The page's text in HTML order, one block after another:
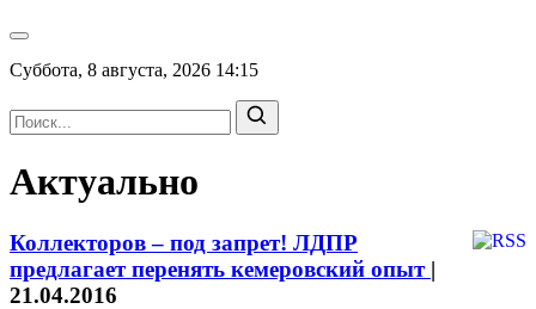
Суббота, 8 августа, 2026 14:15
Актуально
Коллекторов – под запрет! ЛДПР
предлагает перенять кемеровский опыт |
21.04.2016